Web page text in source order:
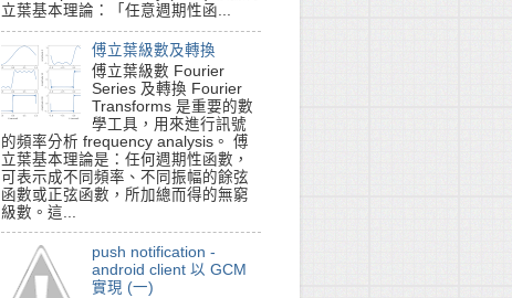
立葉基本理論：「任意週期性函...
傅立葉級數及轉換
傅立葉級數 Fourier
Series 及轉換 Fourier
Transforms 是重要的數
學工具，用來進行訊號
的頻率分析 frequency analysis。 傅
立葉基本理論是：任何週期性函數，
可表示成不同頻率、不同振幅的餘弦
函數或正弦函數，所加總而得的無窮
級數。這...
push notification -
android client 以 GCM
實現 (一)